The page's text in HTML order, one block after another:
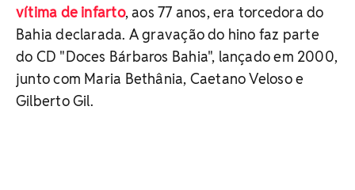
vítima de infarto, aos 77 anos, era torcedora do
Bahia declarada. A gravação do hino faz parte
do CD "Doces Bárbaros Bahia", lançado em 2000,
junto com Maria Bethânia, Caetano Veloso e
Gilberto Gil.